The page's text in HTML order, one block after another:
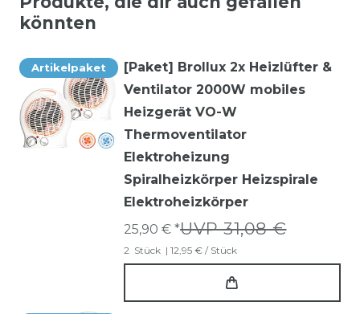
könnten
Artikelpaket
[Paket] Brollux 2x Heizlüfter &
Ventilator 2000W mobiles
Heizgerät VO-W
Thermoventilator
Elektroheizung
Spiralheizkörper Heizspirale
Elektroheizkörper
UVP 31,08 €
25,90 € *
2 Stück | 12,95 € / Stück